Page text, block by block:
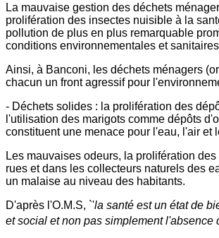
La mauvaise gestion des déchets
prolifération des insectes nuisible à la
pollution de plus en plus remarquable
conditions environnementales et
Ainsi, à Banconi, les déchets ménagers
chacun un front agressif pour
- Déchets solides : la prolifération des
l'utilisation des marigots comme dépôts
constituent une menace pour l'eau, l'air et
Les mauvaises odeurs, la prolifération
rues et dans les collecteurs naturels des
un malaise au niveau des habitants.
D'après l'O.M.S, `'la santé est un état de
et social et non pas simplement l'absence